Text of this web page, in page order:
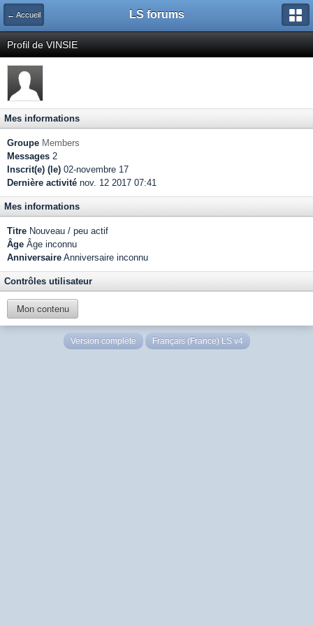
← Accueil LS forums
Profil de VINSIE
Mes informations
Groupe Members
Messages 2
Inscrit(e) (le) 02-novembre 17
Dernière activité nov. 12 2017 07:41
Mes informations
Titre Nouveau / peu actif
Âge Âge inconnu
Anniversaire Anniversaire inconnu
Contrôles utilisateur
Mon contenu
Version complète Français (France) LS v4